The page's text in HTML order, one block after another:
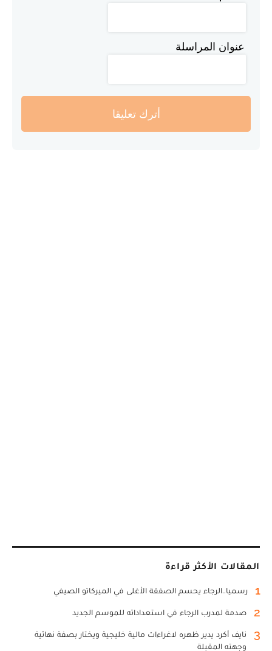
عنوان المراسلة
أترك تعليقا
المقالات الأكثر قراءة
1 رسميا..الرجاء يحسم الصفقة الأغلى في الميركاتو الصيفي
2 صدمة لمدرب الرجاء في استعداداته للموسم الجديد
3
نايف أكرد يدير ظهره لاغراءات مالية خليجية ويختار بصفة نهائية
وجهته المقبلة